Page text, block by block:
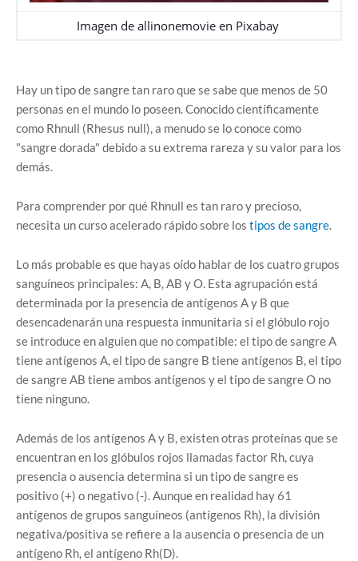
Imagen de allinonemovieen Pixabay
Hay un tipo de sangre tan raro que se sabe que menos de 50
personas en el mundo lo poseen. Conocido científicamente
como Rhnull (Rhesus null), a menudo se lo conoce como
"sangre dorada" debido a su extrema rareza y su valor para los
demás.
Para comprender por qué Rhnull es tan raro y precioso,
necesita un curso acelerado rápido sobre los tipos de sangre.
Lo más probable es que hayas oído hablar de los cuatro grupos
sanguíneos principales: A, B, AB y O. Esta agrupación está
determinada por la presencia de antígenos A y B que
desencadenarán una respuesta inmunitaria si el glóbulo rojo
se introduce en alguien que no compatible: el tipo de sangre A
tiene antígenos A, el tipo de sangre B tiene antígenos B, el tipo
de sangre AB tiene ambos antígenos y el tipo de sangre O no
tiene ninguno.
Además de los antígenos A y B, existen otras proteínas que se
encuentran en los glóbulos rojos llamadas factor Rh, cuya
presencia o ausencia determina si un tipo de sangre es
positivo (+) o negativo (-). Aunque en realidad hay 61
antígenos de grupos sanguíneos (antígenos Rh), la división
negativa/positiva se refiere a la ausencia o presencia de un
antígeno Rh, el antígeno Rh(D).